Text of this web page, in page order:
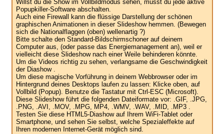
Willst du die Show im Vollbildmodus sehen, musst du jede aktive
Popupkiller-Software abschalten.
Auch eine Firewall kann die flüssige Darstellung der schönen
graphischen Animationen in dieser Slideshow hemmen. (Bewegen
sich die Nationalflaggen (oben) wellenartig ?)
Bitte schalte den Standard-Bildschirmschoner auf deinem
Computer aus, (oder passe das Energiemanagement an), weil er
vielleicht diese Slideshow nach einer Weile behinderen könnte.
Um die Videos richtig zu sehen, verlangsame die Geschwindigkeit
der Diashow .
Um diese magische Vorführung in deinem Webbrowser oder im
Hintergrund deines Desktops laufen zu lassen: Klicke oben, auf
Vollbild (Popup). Benutze die Tastatur mit Ctrl-ESC (Microsoft).
Diese Slideshow führt die folgenden Dateiformate vor: .GIF, .JPG,
.PNG, .AVI, .MOV, .MPG, MP4, .WMV, .WAV, .MID, .MP3 .
Testen Sie diese HTML5-Diashow auf Ihrem WiFi-Tablet oder
Smartphone, und sehen Sie selbst, welche Spezialeffekte auf
Ihren modernen Internet-Gerät möglich sind.